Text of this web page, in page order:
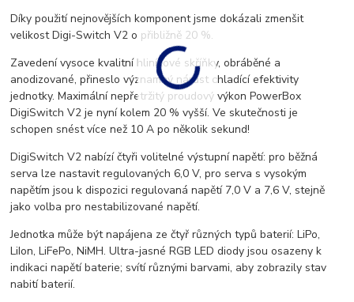
Díky použití nejnovějších komponent jsme dokázali zmenšit
velikost Digi-Switch V2 o přibližně 20 %.
Zavedení vysoce kvalitní hliníkové skříňky, obráběné a
anodizované, přineslo významný nárůst chladící efektivity
jednotky. Maximální nepřetržitý proudový výkon PowerBox
DigiSwitch V2 je nyní kolem 20 % vyšší. Ve skutečnosti je
schopen snést více než 10 A po několik sekund!
DigiSwitch V2 nabízí čtyři volitelné výstupní napětí: pro běžná
serva lze nastavit regulovaných 6,0 V, pro serva s vysokým
napětím jsou k dispozici regulovaná napětí 7,0 V a 7,6 V, stejně
jako volba pro nestabilizované napětí.
Jednotka může být napájena ze čtyř různých typů baterií: LiPo,
LiIon, LiFePo, NiMH. Ultra-jasné RGB LED diody jsou osazeny k
indikaci napětí baterie; svítí různými barvami, aby zobrazily stav
nabití baterií.